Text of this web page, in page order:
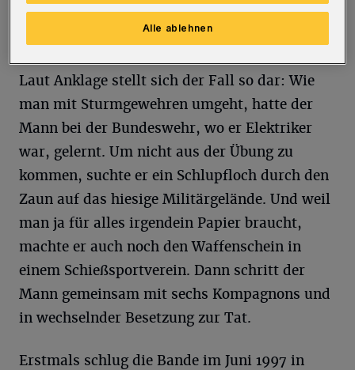
Hauptangeklagter ist ein 49-jähriger
Laut Anklage stellt sich der Fall so dar: Wie
man mit Sturmgewehren umgeht, hatte der
Mann bei der Bundeswehr, wo er Elektriker
war, gelernt. Um nicht aus der Übung zu
kommen, suchte er ein Schlupfloch durch den
Zaun auf das hiesige Militärgelände. Und weil
man ja für alles irgendein Papier braucht,
machte er auch noch den Waffenschein in
einem Schießsportverein. Dann schritt der
Mann gemeinsam mit sechs Kompagnons und
in wechselnder Besetzung zur Tat.
Erstmals schlug die Bande im Juni 1997 in
Alle ablehnen